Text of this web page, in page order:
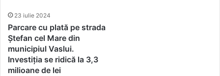
23 iulie 2024
Parcare cu plată pe strada
Ştefan cel Mare din
municipiul Vaslui.
Investiția se ridică la 3,3
milioane de lei